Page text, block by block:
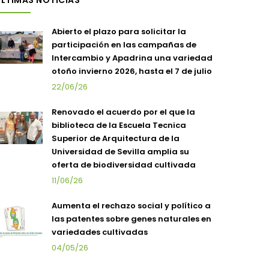
Abierto el plazo para solicitar la
participación en las campañas de
Intercambio y Apadrina una variedad
otoño invierno 2026, hasta el 7 de julio
22/06/26
Renovado el acuerdo por el que la
biblioteca de la Escuela Tecnica
Superior de Arquitectura de la
Universidad de Sevilla amplia su
oferta de biodiversidad cultivada
11/06/26
Aumenta el rechazo social y político a
las patentes sobre genes naturales en
variedades cultivadas
04/05/26